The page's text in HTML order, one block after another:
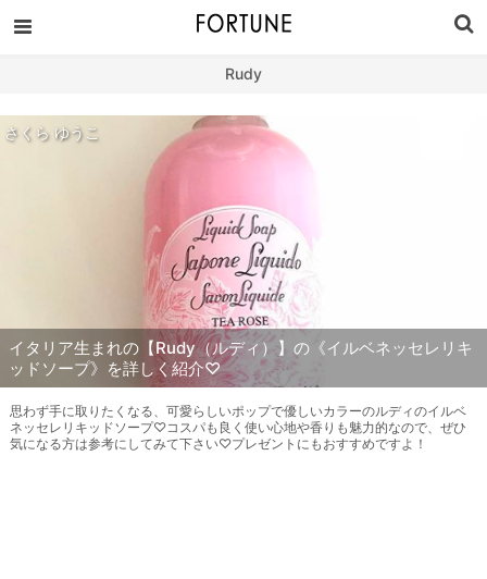
Rudy
さくら ゆうこ
イタリア生まれの【Rudy（ルディ）】の《イルベネッセレリキ
ッドソープ》を詳しく紹介♡
思わず手に取りたくなる、可愛らしいポップで優しいカラーのルディのイルベ
ネッセレリキッドソープ♡コスパも良く使い心地や香りも魅力的なので、ぜひ
気になる方は参考にしてみて下さい♡プレゼントにもおすすめですよ！